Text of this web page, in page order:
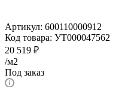
Артикул: 600110000912
Код товара: УТ000047562
20 519 ₽
/м2
Под заказ